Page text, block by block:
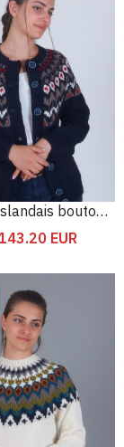
Gilet style islandais boutonné
EUR